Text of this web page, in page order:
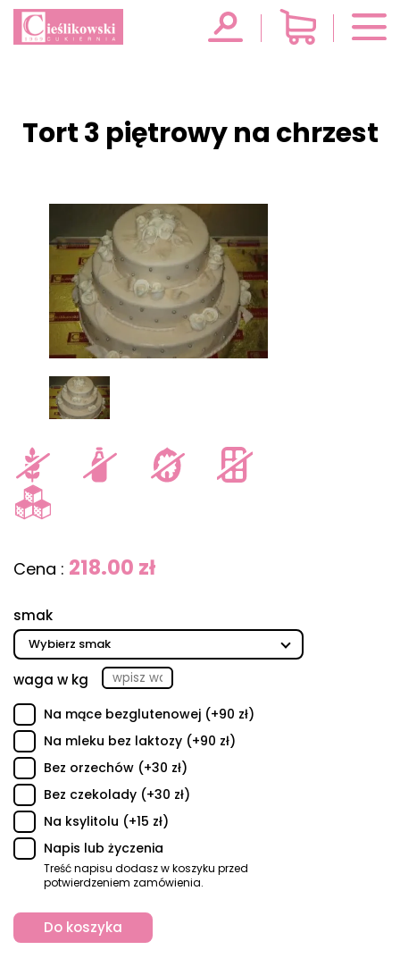
Tort 3 piętrowy na chrzest
Cena : 218.00 zł
smak
waga w kg
Na mące bezglutenowej (+90 zł)
Na mleku bez laktozy (+90 zł)
Bez orzechów (+30 zł)
Bez czekolady (+30 zł)
Na ksylitolu (+15 zł)
Napis lub życzenia
Treść napisu dodasz w koszyku przed
potwierdzeniem zamówienia.
Do koszyka